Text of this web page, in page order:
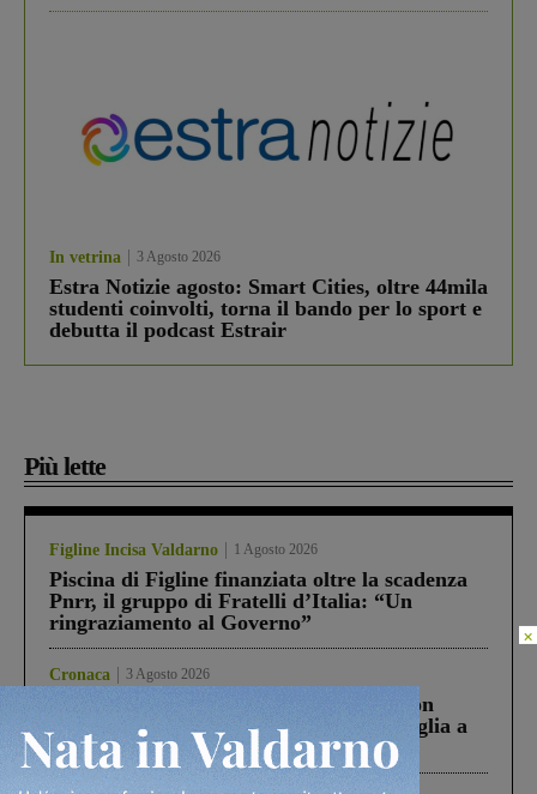
In vetrina 3 Agosto 2026
Estra Notizie agosto: Smart Cities, oltre 44mila
studenti coinvolti, torna il bando per lo sport e
debutta il podcast Estrair
Più lette
Figline Incisa Valdarno 1 Agosto 2026
Piscina di Figline finanziata oltre la scadenza
Pnrr, il gruppo di Fratelli d’Italia: “Un
ringraziamento al Governo”
Cronaca 3 Agosto 2026
Scomparso da una struttura di Castiglion
Fiorentino l’uomo che aveva ucciso la figlia a
Levane nel 2020
×